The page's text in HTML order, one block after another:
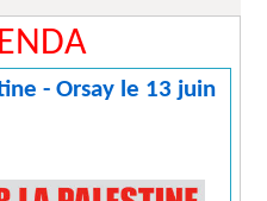
- Orsay le 13 juin